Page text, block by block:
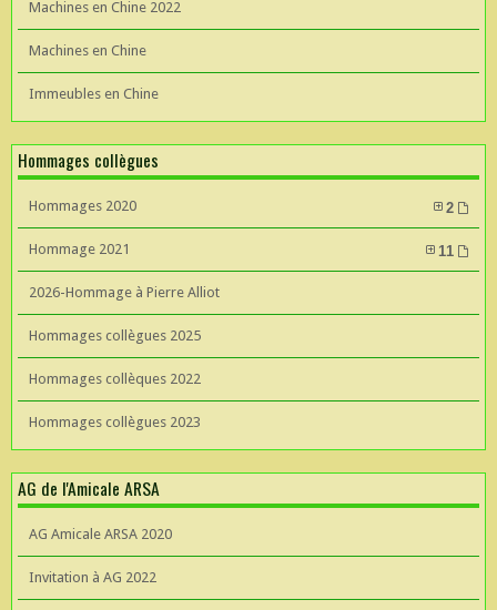
Machines en Chine 2022
Machines en Chine
Immeubles en Chine
Hommages collègues
Hommages 2020 2
Hommage 2021 11
2026-Hommage à Pierre Alliot
Hommages collègues 2025
Hommages collèques 2022
Hommages collègues 2023
AG de l'Amicale ARSA
AG Amicale ARSA 2020
Invitation à AG 2022